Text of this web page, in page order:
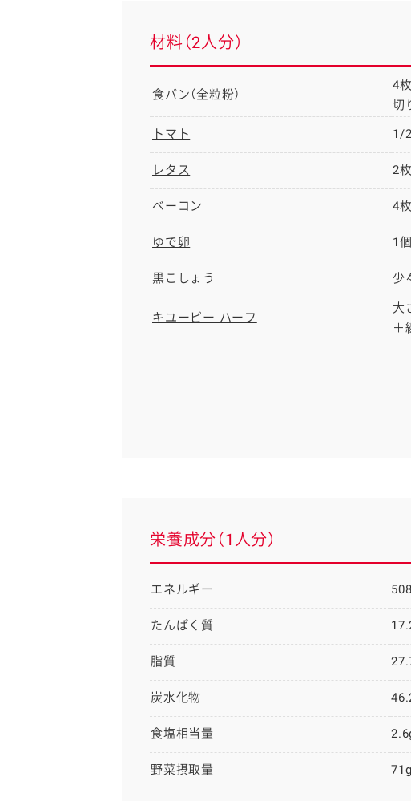
材料（2人分）
食パン（全粒粉）
4
切
トマト
1/
レタス 2枚
ベーコン 4枚
ゆで卵 1個
黒こしょう 少
キユーピー ハーフ
大
＋
栄養成分（1人分）
エネルギー
たんぱく質
脂質
炭水化物
食塩相当量
野菜摂取量 71g